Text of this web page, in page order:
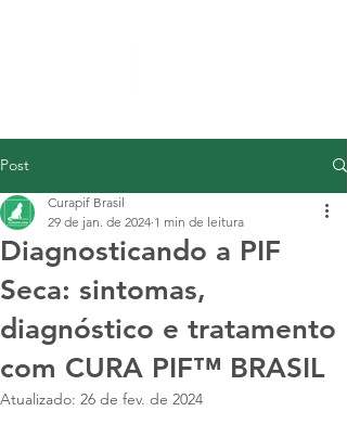
Post
Diagnosticando a PIF
Seca: sintomas,
diagnóstico e tratamento
com CURA PIF™ BRASIL
Curapif Brasil
29 de jan. de 2024 1 min de leitura
Atualizado: 26 de fev. de 2024